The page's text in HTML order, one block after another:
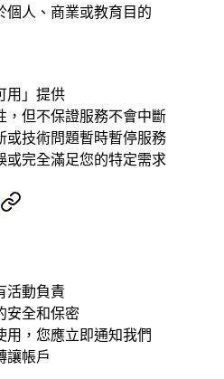
個人、商業或教育目的
用」提供
，但不保證服務不會中斷
或技術問題暫時暫停服務
或完全滿足您的特定需求
活動負責
安全和保密
用，您應立即通知我們
讓帳戶